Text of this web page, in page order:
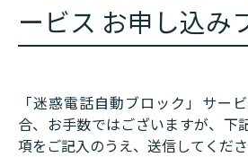
ービス お申し込み
「迷惑電話自動ブロック」サー
合、お手数ではございますが、下
項をご記入のうえ、送信してくださ